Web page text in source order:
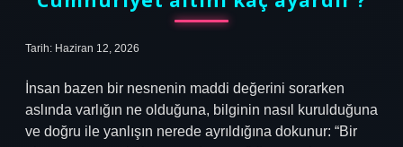
Tarih: Haziran 12, 2026
İnsan bazen bir nesnenin maddi değerini sorarken
aslında varlığın ne olduğuna, bilginin nasıl kurulduğuna
ve doğru ile yanlışın nerede ayrıldığına dokunur: “Bir